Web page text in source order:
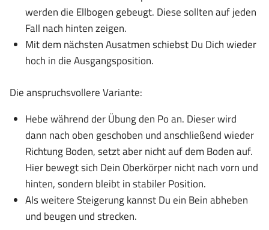
werden die Ellbogen gebeugt. Diese sollten auf jeden
Fall nach hinten zeigen.
Mit dem nächsten Ausatmen schiebst Du Dich wieder
hoch in die Ausgangsposition.
Die anspruchsvollere Variante:
Hebe während der Übung den Po an. Dieser wird
dann nach oben geschoben und anschließend wieder
Richtung Boden, setzt aber nicht auf dem Boden auf.
Hier bewegt sich Dein Oberkörper nicht nach vorn und
hinten, sondern bleibt in stabiler Position.
Als weitere Steigerung kannst Du ein Bein abheben
und beugen und strecken.